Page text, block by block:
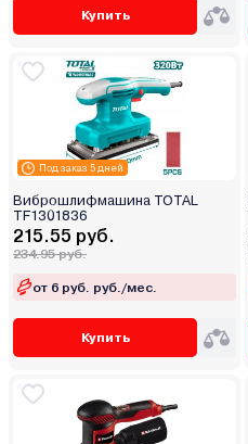
Купить
Под заказ 5 дней
Виброшлифмашина TOTAL
TF1301836
215.55 руб.
234.95 руб.
от 6 руб. руб./мес.
Купить